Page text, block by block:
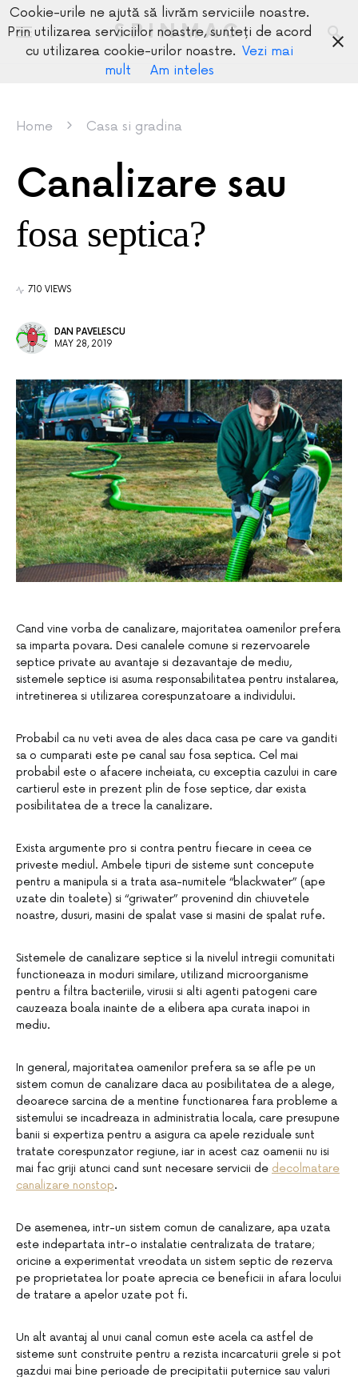
SPINMAG
Home Casa si gradina
Canalizare sau
fosa septica?
710 VIEWS
DAN PAVELESCU
MAY 28, 2019
Cand vine vorba de canalizare, majoritatea oamenilor prefera
sa imparta povara. Desi canalele comune si rezervoarele
septice private au avantaje si dezavantaje de mediu,
sistemele septice isi asuma responsabilitatea pentru instalarea,
intretinerea si utilizarea corespunzatoare a individului.
Probabil ca nu veti avea de ales daca casa pe care va ganditi
sa o cumparati este pe canal sau fosa septica. Cel mai
probabil este o afacere incheiata, cu exceptia cazului in care
cartierul este in prezent plin de fose septice, dar exista
posibilitatea de a trece la canalizare.
Exista argumente pro si contra pentru fiecare in ceea ce
priveste mediul. Ambele tipuri de sisteme sunt concepute
pentru a manipula si a trata asa-numitele “blackwater” (ape
uzate din toalete) si “griwater” provenind din chiuvetele
noastre, dusuri, masini de spalat vase si masini de spalat rufe.
Sistemele de canalizare septice si la nivelul intregii comunitati
functioneaza in moduri similare, utilizand microorganisme
pentru a filtra bacteriile, virusii si alti agenti patogeni care
cauzeaza boala inainte de a elibera apa curata inapoi in
mediu.
In general, majoritatea oamenilor prefera sa se afle pe un
sistem comun de canalizare daca au posibilitatea de a alege,
deoarece sarcina de a mentine functionarea fara probleme a
sistemului se incadreaza in administratia locala, care presupune
banii si expertiza pentru a asigura ca apele reziduale sunt
tratate corespunzator regiune, iar in acest caz oamenii nu isi
mai fac griji atunci cand sunt necesare servicii de decolmatare
canalizare nonstop.
De asemenea, intr-un sistem comun de canalizare, apa uzata
este indepartata intr-o instalatie centralizata de tratare;
oricine a experimentat vreodata un sistem septic de rezerva
pe proprietatea lor poate aprecia ce beneficii in afara locului
de tratare a apelor uzate pot fi.
Un alt avantaj al unui canal comun este acela ca astfel de
sisteme sunt construite pentru a rezista incarcaturii grele si pot
gazdui mai bine perioade de precipitatii puternice sau valuri
Cookie-urile ne ajută să livrăm serviciile noastre.
Prin utilizarea serviciilor noastre, sunteți de acord
cu utilizarea cookie-urilor noastre. Vezi mai
mult
Am inteles